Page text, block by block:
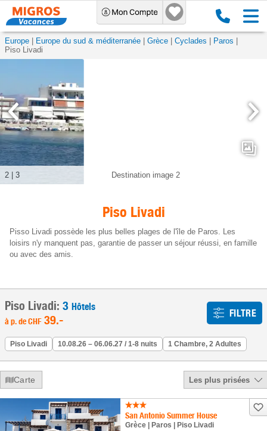
Europe Europe du sud & méditerranée Grèce Cyclades
Paros
Piso Livadi
Destination image 2
2 3
Piso Livadi
Pisso Livadi possède les plus belles plages de l'île de Paros. Les
loisirs n'y manquent pas, garantie de passer un séjour réussi, en famille
ou avec des amis.
Piso Livadi: 3 Hôtels
à p. deCHF 39.- FILTRE
Piso Livadi 10.08.26 – 06.06.27 / 1-8 nuits 1 Chambre, 2 Adultes
Carte Les plus prisées
San Antonio Summer House
Grèce | Paros | Piso Livadi